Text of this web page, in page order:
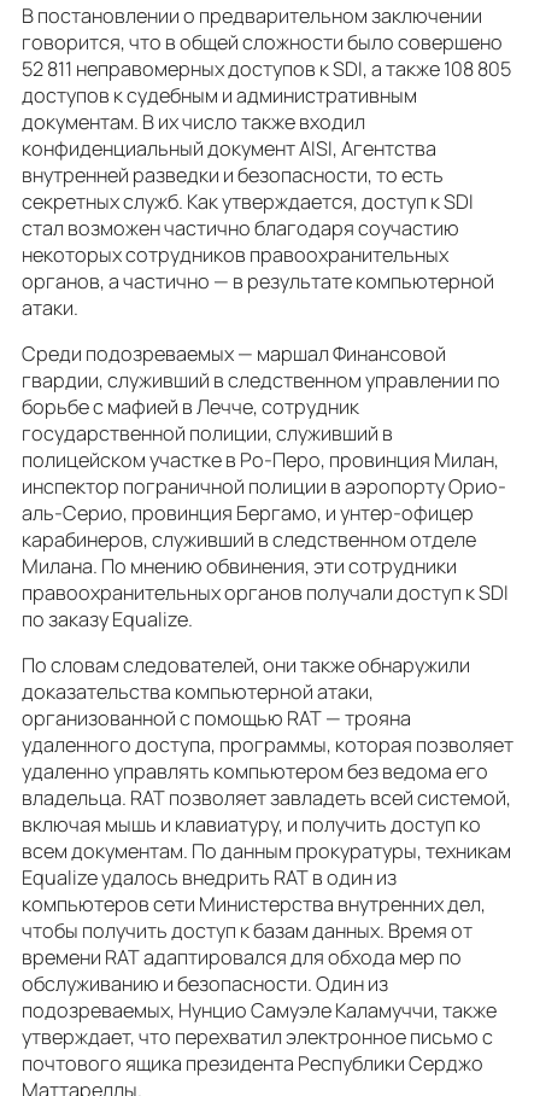
В постановлении о предварительном заключении
говорится, что в общей сложности было совершено
52 811 неправомерных доступов к SDI, а также 108 805
доступов к судебным и административным
документам. В их число также входил
конфиденциальный документ AISI, Агентства
внутренней разведки и безопасности, то есть
секретных служб. Как утверждается, доступ к SDI
стал возможен частично благодаря соучастию
некоторых сотрудников правоохранительных
органов, а частично — в результате компьютерной
атаки.
Среди подозреваемых — маршал Финансовой
гвардии, служивший в следственном управлении по
борьбе с мафией в Лечче, сотрудник
государственной полиции, служивший в
полицейском участке в Ро-Перо, провинция Милан,
инспектор пограничной полиции в аэропорту Орио-
аль-Серио, провинция Бергамо, и унтер-офицер
карабинеров, служивший в следственном отделе
Милана. По мнению обвинения, эти сотрудники
правоохранительных органов получали доступ к SDI
по заказу Equalize.
По словам следователей, они также обнаружили
доказательства компьютерной атаки,
организованной с помощью RAT — трояна
удаленного доступа, программы, которая позволяет
удаленно управлять компьютером без ведома его
владельца. RAT позволяет завладеть всей системой,
включая мышь и клавиатуру, и получить доступ ко
всем документам. По данным прокуратуры, техникам
Equalize удалось внедрить RAT в один из
компьютеров сети Министерства внутренних дел,
чтобы получить доступ к базам данных. Время от
времени RAT адаптировался для обхода мер по
обслуживанию и безопасности. Один из
подозреваемых, Нунцио Самуэле Каламуччи, также
утверждает, что перехватил электронное письмо с
почтового ящика президента Республики Серджо
Маттареллы.